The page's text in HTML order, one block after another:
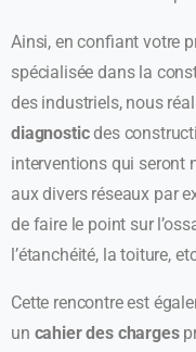
Ainsi, en confiant votre
spécialisée dans la
des industriels, nous
diagnosticdes
interventions qui seront
aux divers réseaux par
de faire le point sur
l’étanchéité, la toiture,
Cette rencontre est
un cahier des charges